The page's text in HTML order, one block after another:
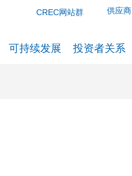
供应商
CREC网站群
可持续发展 投资者关系